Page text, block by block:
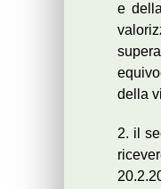
e
della
2. il